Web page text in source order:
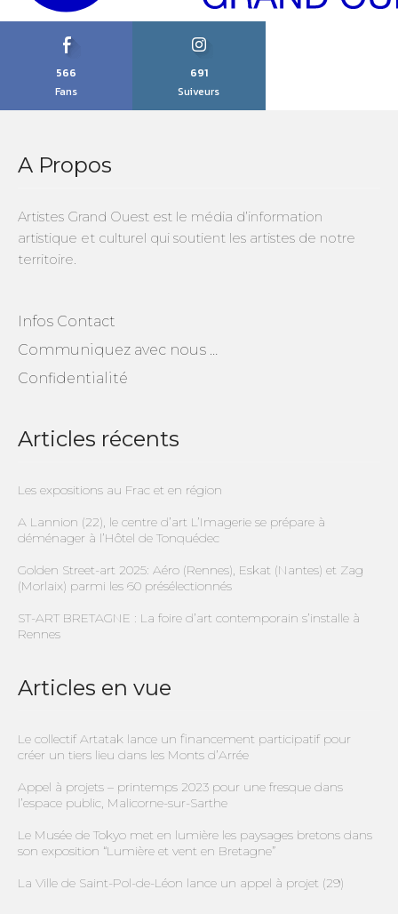
566
Fans
691
Suiveurs
A Propos
Artistes Grand Ouest est le média d’information
artistique et culturel qui soutient les artistes de notre
territoire.
Infos Contact
Communiquez avec nous …
Confidentialité
Articles récents
Les expositions au Frac et en région
A Lannion (22), le centre d’art L’Imagerie se prépare à
déménager à l’Hôtel de Tonquédec
Golden Street-art 2025: Aéro (Rennes), Eskat (Nantes) et Zag
(Morlaix) parmi les 60 présélectionnés
ST-ART BRETAGNE : La foire d’art contemporain s’installe à
Rennes
Articles en vue
Le collectif Artatak lance un financement participatif pour
créer un tiers lieu dans les Monts d’Arrée
Appel à projets – printemps 2023 pour une fresque dans
l’espace public, Malicorne-sur-Sarthe
Le Musée de Tokyo met en lumière les paysages bretons dans
son exposition “Lumière et vent en Bretagne”
La Ville de Saint-Pol-de-Léon lance un appel à projet (29)